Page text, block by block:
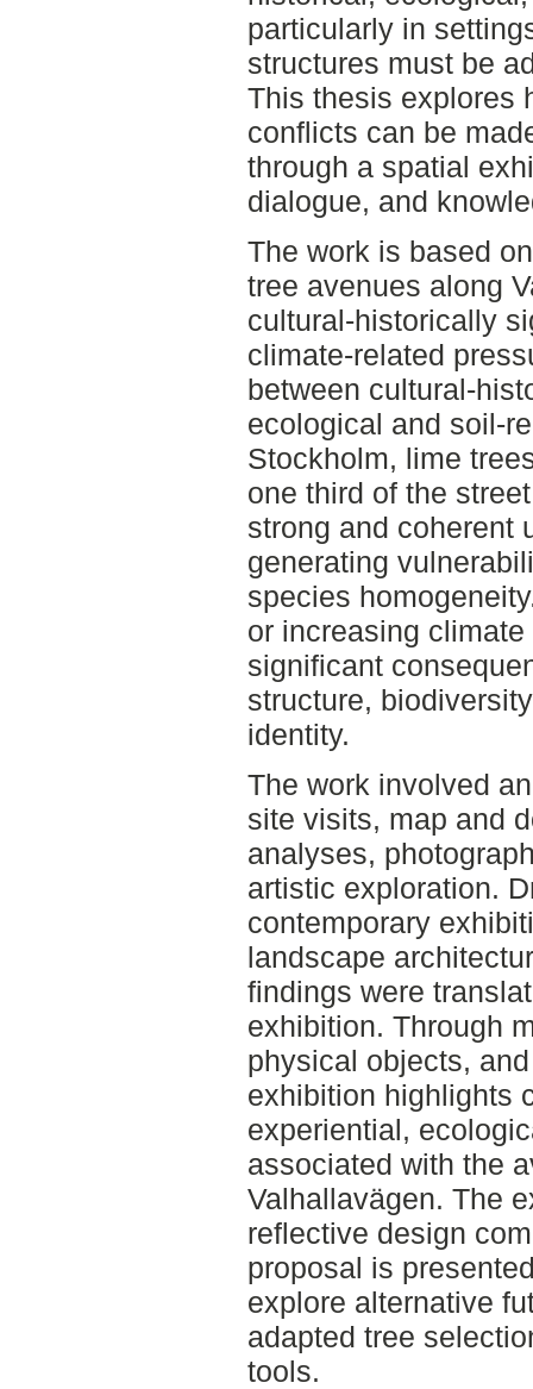
particularly in
structures must be
This thesis explores
conflicts can be
through a spatial
dialogue, and
The work is based
tree avenues along
cultural-historically
climate-related
between cultural-
ecological and soil-
Stockholm, lime
one third of the
strong and coherent
generating
species
or increasing
significant
structure,
identity.
The work involved
site visits, map and
analyses,
artistic exploration.
contemporary
landscape
findings were
exhibition. Through
physical objects,
exhibition highlights
experiential,
associated with the
Valhallavägen. The
reflective design
proposal is
explore alternative
adapted tree
tools.